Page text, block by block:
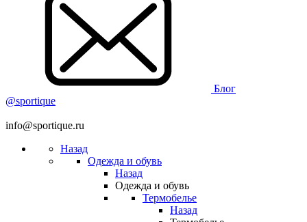
Блог
@sportique
info@sportique.ru
Назад
Одежда и обувь
Назад
Одежда и обувь
Термобелье
Назад